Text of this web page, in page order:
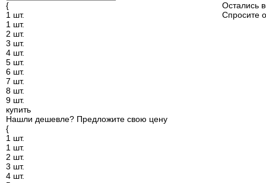
{
1 шт.
1 шт.
2 шт.
3 шт.
4 шт.
5 шт.
6 шт.
7 шт.
8 шт.
9 шт.
купить
Нашли дешевле? Предложите свою цену
{
1 шт.
1 шт.
2 шт.
3 шт.
4 шт.
Остались
Спросите